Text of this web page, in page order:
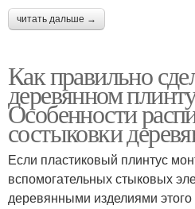
читать дальше →
Как правильно
деревянном
Особенности
состыковки
Если пластиковый плинтус
вспомогательных стыковых
деревянными изделиями